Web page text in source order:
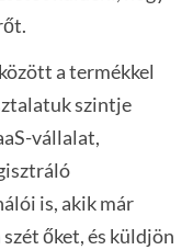
a termékkel
szintje
vállalat,
is, akik már
őket, és küldjön